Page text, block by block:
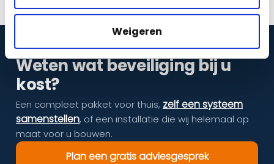
Weigeren
Weten wat beveiliging bij u
kost?
Een compleet pakket voor thuis, zelf een systeem
samenstellen, of een installatie die wij helemaal op
maat voor u bouwen.
Plan een gratis adviesgesprek